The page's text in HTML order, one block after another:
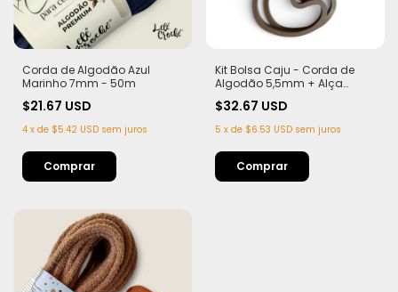
Corda de Algodão Azul
Marinho 7mm - 50m
$21.67 USD
4 x de $5.42 USD sem juros
Kit Bolsa Caju - Corda de
Algodão 5,5mm + Alça
$32.67 USD
5 x de $6.53 USD sem juros
Comprar